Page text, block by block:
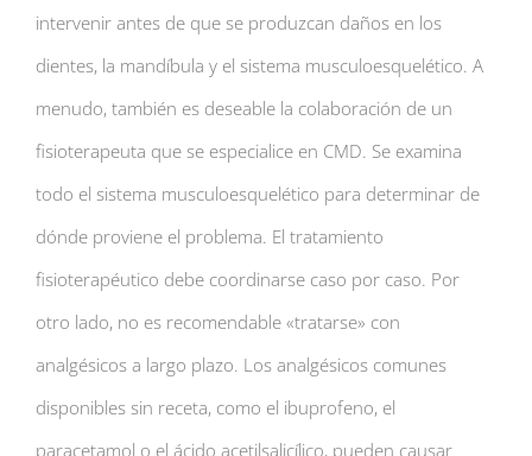
intervenir antes de que se produzcan daños en los
dientes, la mandíbula y el sistema musculoesquelético. A
menudo, también es deseable la colaboración de un
fisioterapeuta que se especialice en CMD. Se examina
todo el sistema musculoesquelético para determinar de
dónde proviene el problema. El tratamiento
fisioterapéutico debe coordinarse caso por caso. Por
otro lado, no es recomendable «tratarse» con
analgésicos a largo plazo. Los analgésicos comunes
disponibles sin receta, como el ibuprofeno, el
paracetamol o el ácido acetilsalicílico, pueden causar